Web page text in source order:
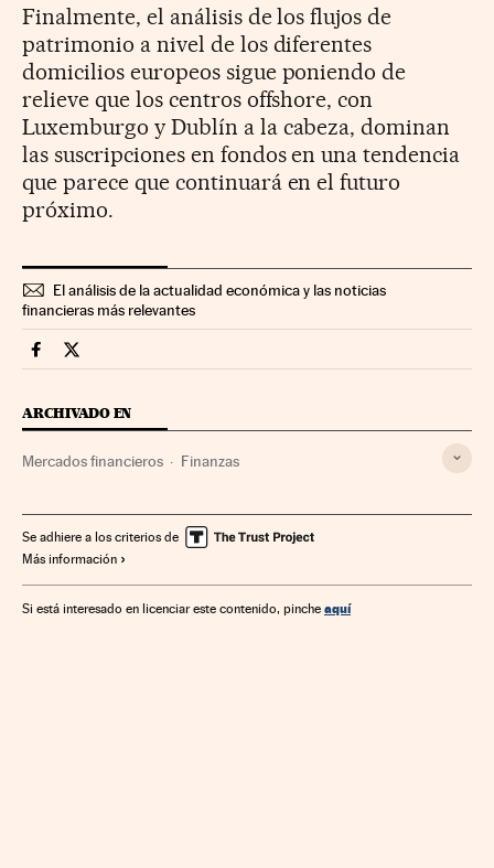
Finalmente, el análisis de los flujos de
patrimonio a nivel de los diferentes
domicilios europeos sigue poniendo de
relieve que los centros offshore, con
Luxemburgo y Dublín a la cabeza, dominan
las suscripciones en fondos en una tendencia
que parece que continuará en el futuro
próximo.
El análisis de la actualidad económica y las noticias
financieras más relevantes
Mercados Financieros Cinco Días en Facebook
Mercados Financieros Cinco Días en Twitter
ARCHIVADO EN
Mercados financieros Finanzas
Se adhiere a los criterios de
Más información
Si está interesado en licenciar este contenido, pinche aquí